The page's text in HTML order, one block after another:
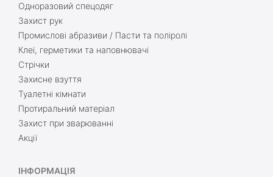
Одноразовий спецодяг
Захист рук
Промислові абразиви / Пасти та поліролі
Клеї, герметики та наповнювачі
Стрічки
Захисне взуття
Туалетні кімнати
Протиральний матеріал
Захист при зварюванні
Акції
ІНФОРМАЦІЯ